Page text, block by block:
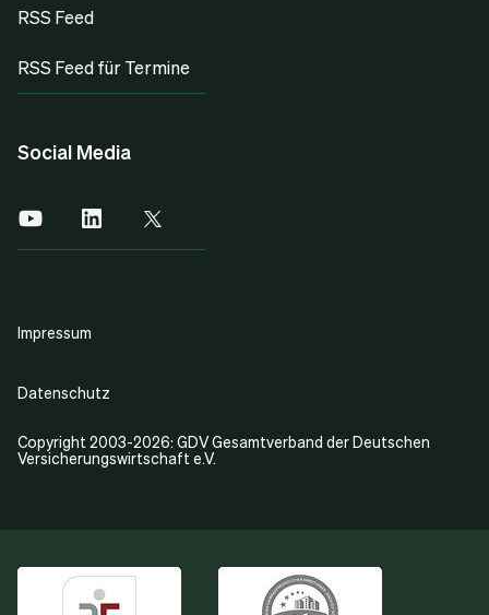
RSS Feed
RSS Feed für Termine
Social Media
Copyright 2003-2026: GDV Gesamtverband der Deutschen
Versicherungswirtschaft e.V.
Impressum
Datenschutz